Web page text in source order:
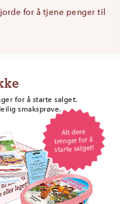
for å tjene penger til
for å starte salget.
smaksprøve.
Alt dere
trenger for å
starte salget!